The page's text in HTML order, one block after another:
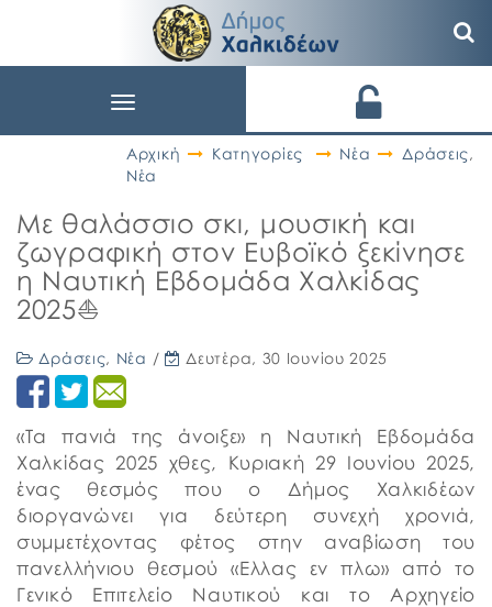
Toggle
Αρχική
Κατηγορίες Νέα Δράσεις,
Νέα
Με θαλάσσιο σκι, μουσική και
ζωγραφική στον Ευβοϊκό ξεκίνησε
η Ναυτική Εβδομάδα Χαλκίδας
2025⛵️
Δράσεις, Νέα / Δευτέρα, 30 Ιουνίου 2025
«Τα πανιά της άνοιξε» η Ναυτική Εβδομάδα
Χαλκίδας 2025 χθες, Κυριακή 29 Ιουνίου 2025,
ένας θεσμός που ο Δήμος Χαλκιδέων
διοργανώνει για δεύτερη συνεχή χρονιά,
συμμετέχοντας φέτος στην αναβίωση του
πανελλήνιου θεσμού «Ελλας εν πλω» από το
Γενικό Επιτελείο Ναυτικού και το Αρχηγείο